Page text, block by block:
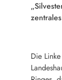
Die